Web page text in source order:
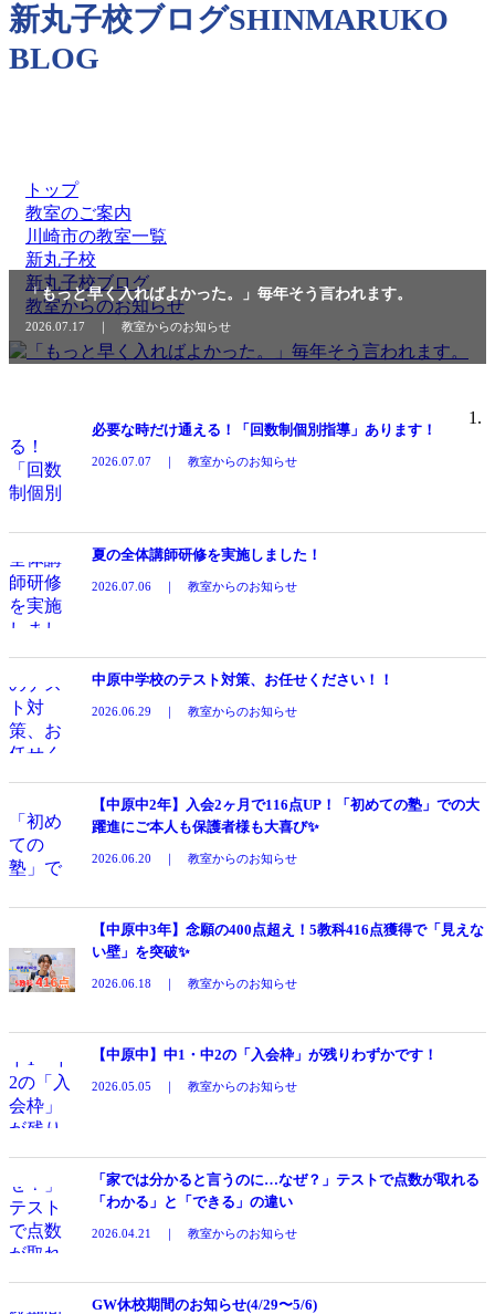
新丸子校ブログSHINMARUKO
BLOG
トップ
教室のご案内
川崎市の教室一覧
新丸子校
新丸子校ブログ
教室からのお知らせ
「もっと早く入ればよかった。」毎年そう言われます。
2026.07.17 ｜ 教室からのお知らせ
必要な時だけ通える！「回数制個別指導」あります！
2026.07.07 ｜ 教室からのお知らせ
夏の全体講師研修を実施しました！
2026.07.06 ｜ 教室からのお知らせ
中原中学校のテスト対策、お任せください！！
2026.06.29 ｜ 教室からのお知らせ
【中原中2年】入会2ヶ月で116点UP！「初めての塾」での大
躍進にご本人も保護者様も大喜び✨
2026.06.20 ｜ 教室からのお知らせ
【中原中3年】念願の400点超え！5教科416点獲得で「見えな
い壁」を突破✨
2026.06.18 ｜ 教室からのお知らせ
【中原中】中1・中2の「入会枠」が残りわずかです！
2026.05.05 ｜ 教室からのお知らせ
「家では分かると言うのに…なぜ？」テストで点数が取れる
「わかる」と「できる」の違い
2026.04.21 ｜ 教室からのお知らせ
GW休校期間のお知らせ(4/29〜5/6)